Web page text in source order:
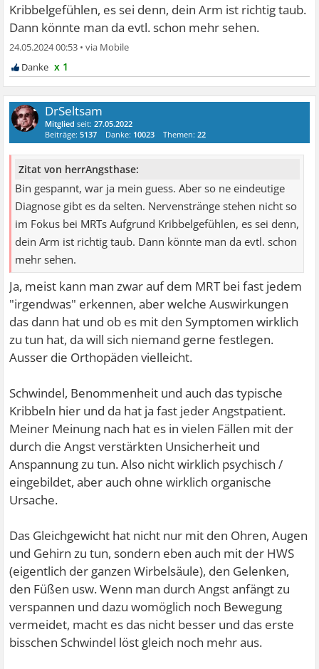
Kribbelgefühlen, es sei denn, dein Arm ist richtig taub.
Dann könnte man da evtl. schon mehr sehen.
24.05.2024 00:53 •
x 1
DrSeltsam
Mitglied seit:27.05.2022
Beiträge:5137 Danke: 10023 Themen:22
Zitat von herrAngsthase:
Bin gespannt, war ja mein guess. Aber so ne eindeutige
Diagnose gibt es da selten. Nervenstränge stehen nicht so
im Fokus bei MRTs Aufgrund Kribbelgefühlen, es sei denn,
dein Arm ist richtig taub. Dann könnte man da evtl. schon
mehr sehen.
Ja, meist kann man zwar auf dem MRT bei fast jedem
"irgendwas" erkennen, aber welche Auswirkungen
das dann hat und ob es mit den Symptomen wirklich
zu tun hat, da will sich niemand gerne festlegen.
Ausser die Orthopäden vielleicht.
Schwindel, Benommenheit und auch das typische
Kribbeln hier und da hat ja fast jeder Angstpatient.
Meiner Meinung nach hat es in vielen Fällen mit der
durch die Angst verstärkten Unsicherheit und
Anspannung zu tun. Also nicht wirklich psychisch /
eingebildet, aber auch ohne wirklich organische
Ursache.
Das Gleichgewicht hat nicht nur mit den Ohren, Augen
und Gehirn zu tun, sondern eben auch mit der HWS
(eigentlich der ganzen Wirbelsäule), den Gelenken,
den Füßen usw. Wenn man durch Angst anfängt zu
verspannen und dazu womöglich noch Bewegung
vermeidet, macht es das nicht besser und das erste
bisschen Schwindel löst gleich noch mehr aus.